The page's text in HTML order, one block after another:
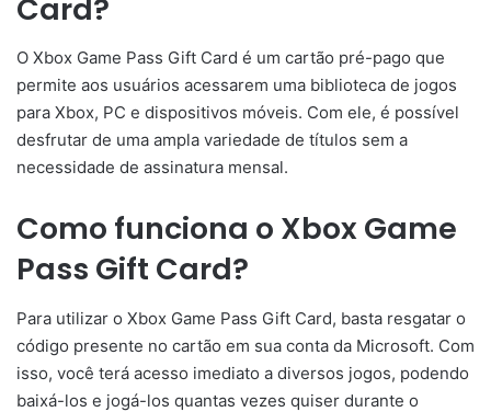
Card?
O Xbox Game Pass Gift Card é um cartão pré-pago que
permite aos usuários acessarem uma biblioteca de jogos
para Xbox, PC e dispositivos móveis. Com ele, é possível
desfrutar de uma ampla variedade de títulos sem a
necessidade de assinatura mensal.
Como funciona o Xbox Game
Pass Gift Card?
Para utilizar o Xbox Game Pass Gift Card, basta resgatar o
código presente no cartão em sua conta da Microsoft. Com
isso, você terá acesso imediato a diversos jogos, podendo
baixá-los e jogá-los quantas vezes quiser durante o